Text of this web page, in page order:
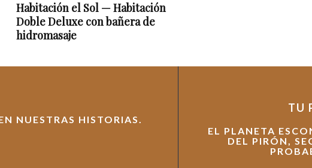
Habitación el Sol — Habitación
Doble Deluxe con bañera de
hidromasaje
NUESTRAS HISTORIAS.
TU
EL PLANETA
DEL PIRÓN,